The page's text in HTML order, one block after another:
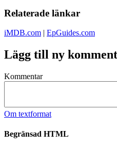
Relaterade länkar
iMDB.com | EpGuides.com
Lägg till ny
Kommentar
Om textformat
Begränsad HTML